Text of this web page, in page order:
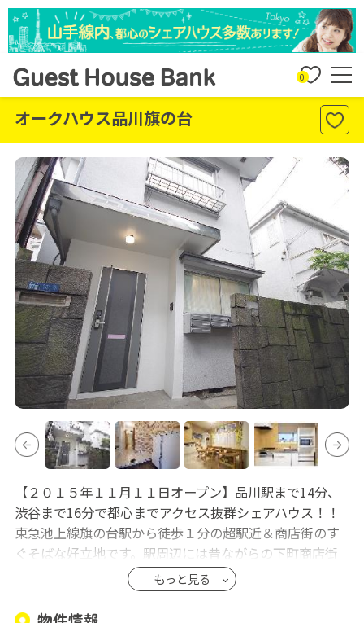
0
オークハウス品川旗の台
【２０１５年１１月１１日オープン】品川駅まで14分、
渋谷まで16分で都心までアクセス抜群シェアハウス！！
東急池上線旗の台駅から徒歩１分の超駅近＆商店街のす
ぐそばな好立地です。駅周辺には昔ながらの下町商店街
があり、飲食店も色々あります。フルリフォームなので
ハウスでの生活も快適です。旗の台で便利な生活を送っ
てみませんか？是非、一度見に来てください！
もっと見る